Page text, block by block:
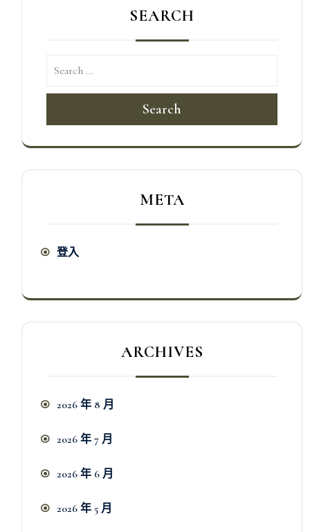
SEARCH
Search
META
登入
ARCHIVES
2026 年 8 月
2026 年 7 月
2026 年 6 月
2026 年 5 月